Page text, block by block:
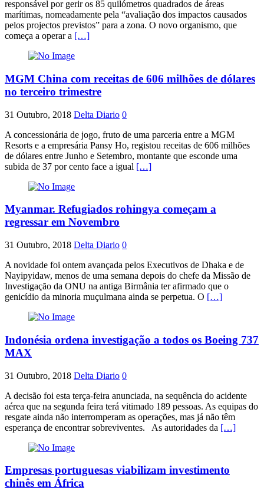
responsável por gerir os 85 quilómetros quadrados de áreas
marítimas, nomeadamente pela “avaliação dos impactos causados
pelos projectos previstos” para a zona. O novo organismo, que
começa a operar a […]
MGM China com receitas de 606 milhões de dólares
no terceiro trimestre
31 Outubro, 2018 Delta Diario 0
A concessionária de jogo, fruto de uma parceria entre a MGM
Resorts e a empresária Pansy Ho, registou receitas de 606 milhões
de dólares entre Junho e Setembro, montante que esconde uma
subida de 37 por cento face a igual […]
Myanmar. Refugiados rohingya começam a
regressar em Novembro
31 Outubro, 2018 Delta Diario 0
A novidade foi ontem avançada pelos Executivos de Dhaka e de
Nayipyidaw, menos de uma semana depois do chefe da Missão de
Investigação da ONU na antiga Birmânia ter afirmado que o
genicídio da minoria muçulmana ainda se perpetua. O […]
Indonésia ordena investigação a todos os Boeing 737
MAX
31 Outubro, 2018 Delta Diario 0
A decisão foi esta terça-feira anunciada, na sequência do acidente
aérea que na segunda feira terá vitimado 189 pessoas. As equipas do
resgate ainda não interromperam as operações, mas já não têm
esperança de encontrar sobreviventes. As autoridades da […]
Empresas portuguesas viabilizam investimento
chinês em África